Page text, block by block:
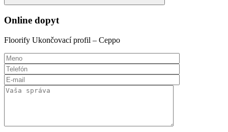
Online dopyt
Floorify Ukončovací profil – Ceppo